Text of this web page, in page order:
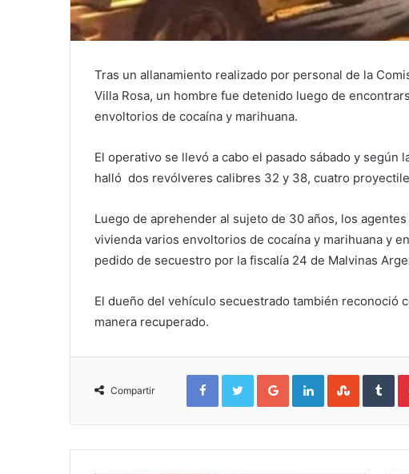
Tras un allanamiento realizado por personal de la
Villa Rosa, un hombre fue detenido luego de
envoltorios de cocaína y marihuana.
El operativo se llevó a cabo el pasado sábado y según
halló dos revólveres calibres 32 y 38, cuatro
Luego de aprehender al sujeto de 30 años, los
vivienda varios envoltorios de cocaína y marihuana y
pedido de secuestro por la fiscalía 24 de Malvinas
El dueño del vehículo secuestrado también reconoció
manera recuperado.
Compartir
FacebookTwitterGoogle+LinkedIn